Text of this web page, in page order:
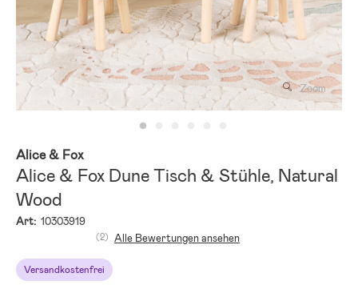
Zoom
Alice & Fox
Alice & Fox Dune Tisch & Stühle, Natural
Wood
Art: 10303919
Versandkostenfrei
(2) Alle Bewertungen ansehen